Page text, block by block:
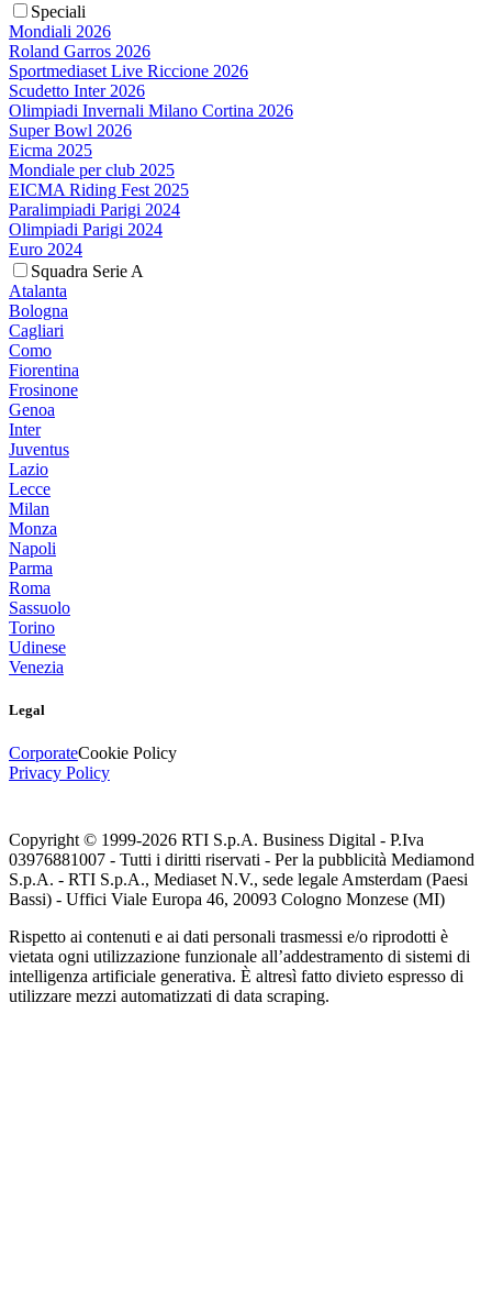
Speciali
Mondiali 2026
Roland Garros 2026
Sportmediaset Live Riccione 2026
Scudetto Inter 2026
Olimpiadi Invernali Milano Cortina 2026
Super Bowl 2026
Eicma 2025
Mondiale per club 2025
EICMA Riding Fest 2025
Paralimpiadi Parigi 2024
Olimpiadi Parigi 2024
Euro 2024
Squadra Serie A
Atalanta
Bologna
Cagliari
Como
Fiorentina
Frosinone
Genoa
Inter
Juventus
Lazio
Lecce
Milan
Monza
Napoli
Parma
Roma
Sassuolo
Torino
Udinese
Venezia
Legal
CorporateCookie Policy
Privacy Policy
Copyright © 1999-2026 RTI S.p.A. Business Digital - P.Iva
03976881007 - Tutti i diritti riservati - Per la pubblicità Mediamond
S.p.A. - RTI S.p.A., Mediaset N.V., sede legale Amsterdam (Paesi
Bassi) - Uffici Viale Europa 46, 20093 Cologno Monzese (MI)
Rispetto ai contenuti e ai dati personali trasmessi e/o riprodotti è
vietata ogni utilizzazione funzionale all’addestramento di sistemi di
intelligenza artificiale generativa. È altresì fatto divieto espresso di
utilizzare mezzi automatizzati di data scraping.